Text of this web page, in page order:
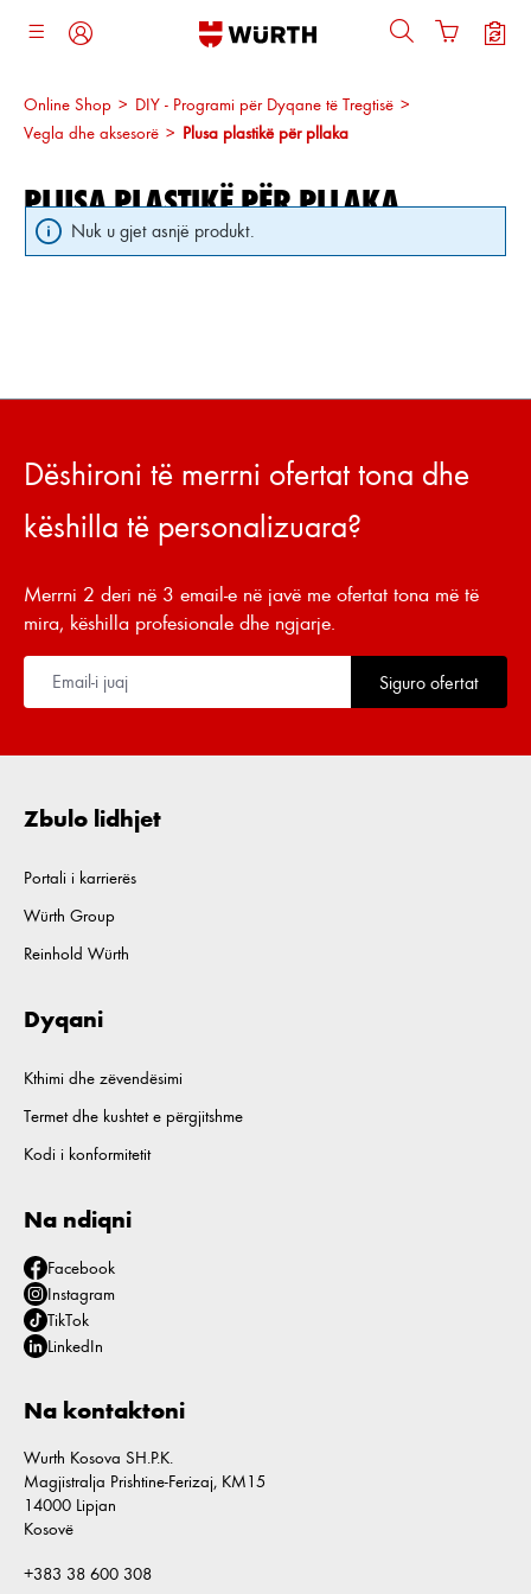
kryesore
Online Shop > DIY - Programi për Dyqane të Tregtisë >
Vegla dhe aksesorë > Plusa plastikë për pllaka
PLUSA PLASTIKË PËR PLLAKA
Nuk u gjet asnjë produkt.
Dëshironi të merrni ofertat tona dhe
këshilla të personalizuara?
Merrni 2 deri në 3 email-e në javë me ofertat tona më të
mira, këshilla profesionale dhe ngjarje.
Siguro ofertat
Zbulo lidhjet
Portali i karrierës
Würth Group
Reinhold Würth
Dyqani
Kthimi dhe zëvendësimi
Termet dhe kushtet e përgjitshme
Kodi i konformitetit
Na ndiqni
Facebook
Instagram
TikTok
LinkedIn
Na kontaktoni
Wurth Kosova SH.P.K.
Magjistralja Prishtine-Ferizaj, KM15
14000 Lipjan
Kosovë
+383 38 600 308